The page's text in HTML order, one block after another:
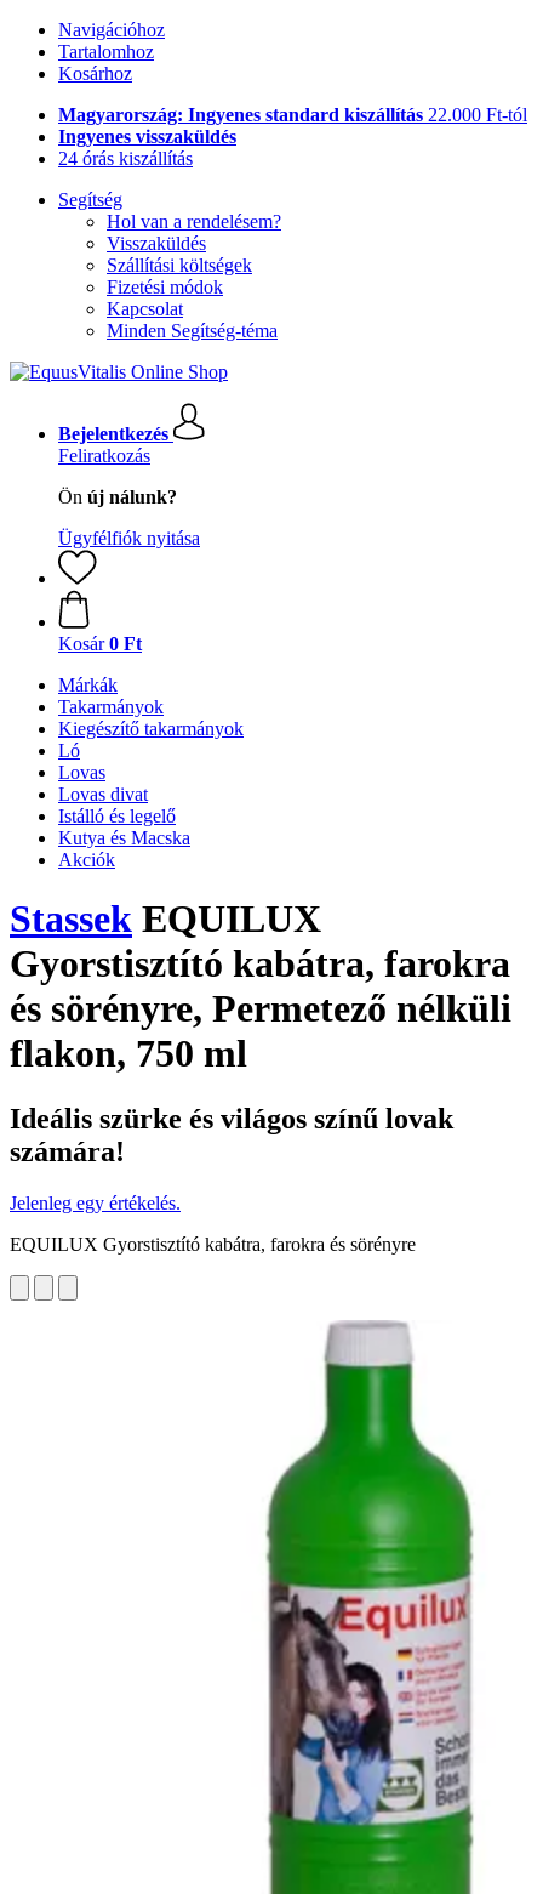
Navigációhoz
Tartalomhoz
Kosárhoz
Magyarország: Ingyenes standard kiszállítás 22.000 Ft-tól
Ingyenes visszaküldés
24 órás kiszállítás
Segítség
Hol van a rendelésem?
Visszaküldés
Szállítási költségek
Fizetési módok
Kapcsolat
Minden Segítség-téma
Bejelentkezés
Feliratkozás
Ön új nálunk?
Ügyfélfiók nyitása
Kosár 0 Ft
Márkák
Takarmányok
Kiegészítő takarmányok
Ló
Lovas
Lovas divat
Istálló és legelő
Kutya és Macska
Akciók
Stassek EQUILUX
Gyorstisztító kabátra, farokra
és sörényre, Permetező nélküli
flakon, 750 ml
Ideális szürke és világos színű lovak
számára!
Jelenleg egy értékelés.
EQUILUX Gyorstisztító kabátra, farokra és sörényre